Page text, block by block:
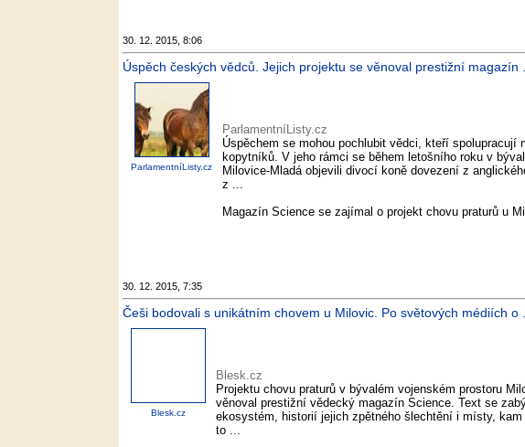
30. 12. 2015, 8:06
Úspěch českých vědců. Jejich projektu se věnoval prestižní magazín
ParlamentníListy.cz
ParlamentníListy.cz
Úspěchem se mohou pochlubit vědci, kteří spolupracují
kopytníků. V jeho rámci se během letošního roku v
Milovice-Mladá objevili divocí koně dovezení z
z ...
Magazín Science se zajímal o projekt chovu praturů u
30. 12. 2015, 7:35
Češi bodovali s unikátním chovem u Milovic. Po světových médiích o
Blesk.cz
Blesk.cz
Projektu chovu praturů v bývalém vojenském prostoru
věnoval prestižní vědecký magazín Science. Text se
ekosystém, historií jejich zpětného šlechtění i místy,
to ...